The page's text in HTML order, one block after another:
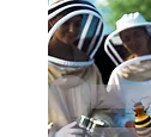
Citizens